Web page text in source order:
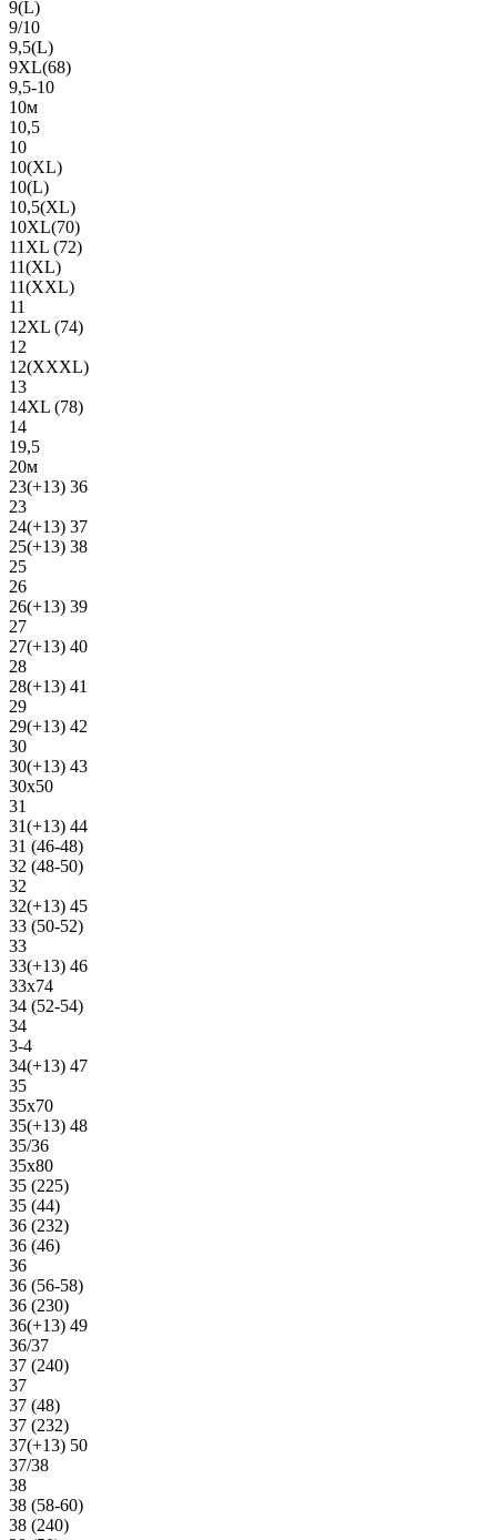
9(L)
9/10
9,5(L)
9XL(68)
9,5-10
10м
10,5
10
10(XL)
10(L)
10,5(XL)
10XL(70)
11XL (72)
11(XL)
11(XXL)
11
12XL (74)
12
12(ХХХL)
13
14XL (78)
14
19,5
20м
23(+13) 36
23
24(+13) 37
25(+13) 38
25
26
26(+13) 39
27
27(+13) 40
28
28(+13) 41
29
29(+13) 42
30
30(+13) 43
30х50
31
31(+13) 44
31 (46-48)
32 (48-50)
32
32(+13) 45
33 (50-52)
33
33(+13) 46
33х74
34 (52-54)
34
3-4
34(+13) 47
35
35х70
35(+13) 48
35/36
35х80
35 (225)
35 (44)
36 (232)
36 (46)
36
36 (56-58)
36 (230)
36(+13) 49
36/37
37 (240)
37
37 (48)
37 (232)
37(+13) 50
37/38
38
38 (58-60)
38 (240)